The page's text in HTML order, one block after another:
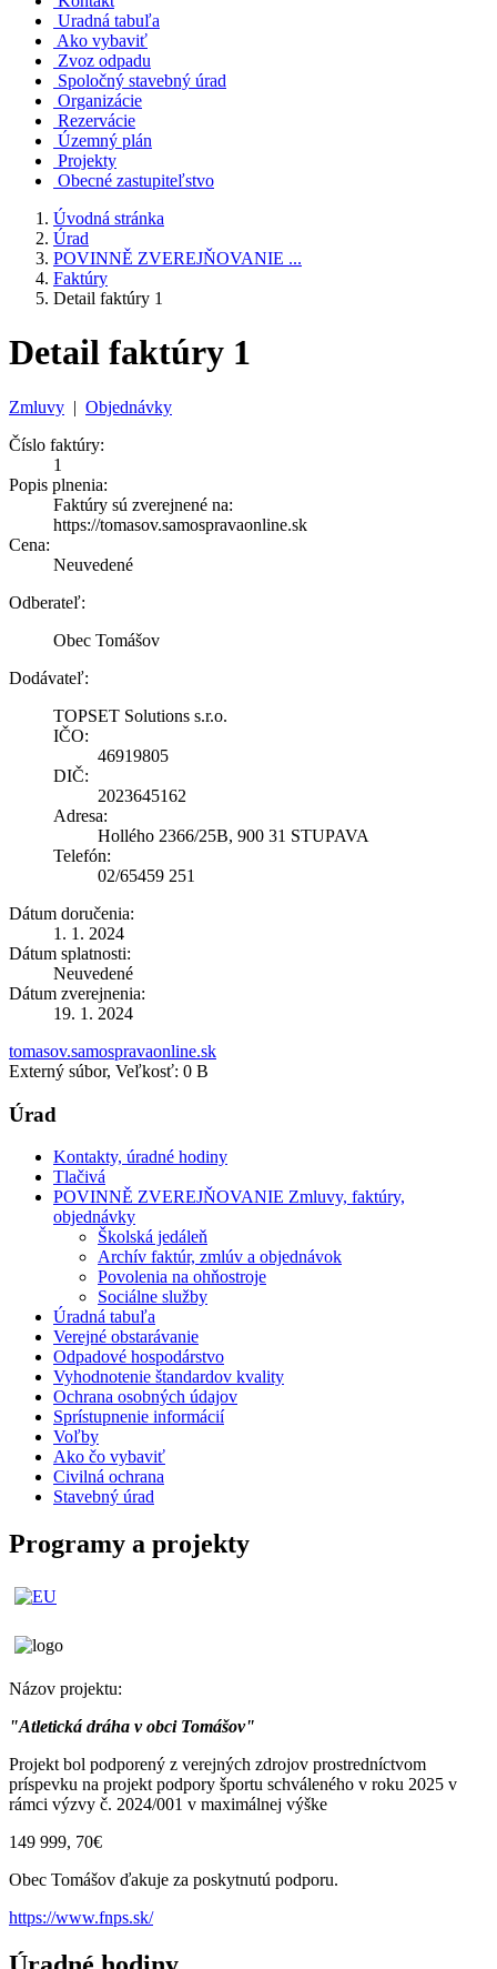
Uradná tabuľa
Ako vybaviť
Zvoz odpadu
Spoločný stavebný úrad
Organizácie
Rezervácie
Územný plán
Projekty
Obecné zastupiteľstvo
Úvodná stránka
Úrad
POVINNĚ ZVEREJŇOVANIE ...
Faktúry
Detail faktúry 1
Detail faktúry 1
Zmluvy | Objednávky
Číslo faktúry:
1
Popis plnenia:
Faktúry sú zverejnené na:
https://tomasov.samospravaonline.sk
Cena:
Neuvedené
Odberateľ:
Obec Tomášov
Dodávateľ:
TOPSET Solutions s.r.o.
IČO:
46919805
DIČ:
2023645162
Adresa:
Hollého 2366/25B, 900 31 STUPAVA
Telefón:
02/65459 251
Dátum doručenia:
1. 1. 2024
Dátum splatnosti:
Neuvedené
Dátum zverejnenia:
19. 1. 2024
tomasov.samospravaonline.sk
Externý súbor, Veľkosť: 0 B
Úrad
Kontakty, úradné hodiny
Tlačivá
POVINNĚ ZVEREJŇOVANIE Zmluvy, faktúry,
objednávky
Školská jedáleň
Archív faktúr, zmlúv a objednávok
Povolenia na ohňostroje
Sociálne služby
Úradná tabuľa
Verejné obstarávanie
Odpadové hospodárstvo
Vyhodnotenie štandardov kvality
Ochrana osobných údajov
Sprístupnenie informácií
Voľby
Ako čo vybaviť
Civilná ochrana
Stavebný úrad
Programy a projekty
Názov projektu:
"Atletická dráha v obci Tomášov"
Projekt bol podporený z verejných zdrojov prostredníctvom
príspevku na projekt podpory športu schváleného v roku 2025 v
rámci výzvy č. 2024/001 v maximálnej výške
149 999, 70€
Obec Tomášov ďakuje za poskytnutú podporu.
https://www.fnps.sk/